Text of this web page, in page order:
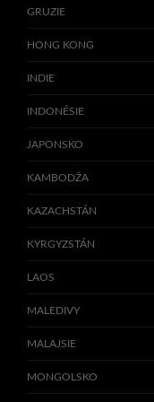
GRUZIE
HONG KONG
INDIE
INDONÉSIE
JAPONSKO
KAMBODŽA
KAZACHSTÁN
KYRGYZSTÁN
LAOS
MALEDIVY
MALAJSIE
MONGOLSKO